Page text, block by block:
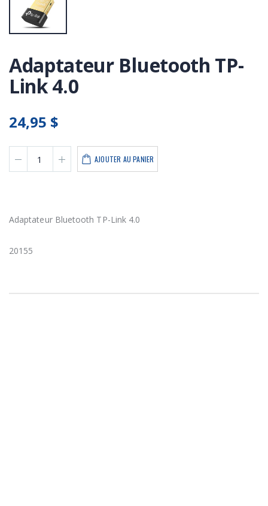
Adaptateur Bluetooth TP-
Link 4.0
24,95 $
AJOUTER AU PANIER
Adaptateur Bluetooth TP-Link 4.0
20155